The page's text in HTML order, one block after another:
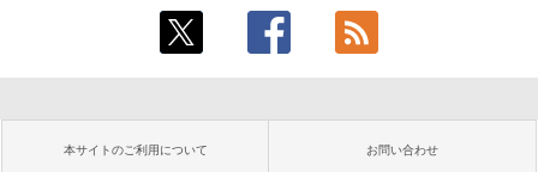
本サイトのご利用について お問い合わせ